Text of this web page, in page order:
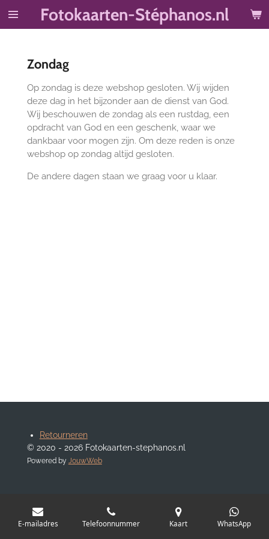
Ga
hoofdinhoud
Fotokaarten-Stéphanos.nl
Zondag
Op zondag is deze webshop gesloten. Wij wijden
deze dag in het bijzonder aan de dienst van God.
Wij beschouwen de zondag als een rustdag, een
opdracht van God en een geschenk, waar we
dankbaar voor mogen zijn. Om deze reden is onze
webshop op zondag altijd gesloten.
De andere dagen staan we graag voor u klaar.
Retourneren
© 2020 - 2026 Fotokaarten-stephanos.nl
Powered by JouwWeb
E-mailadres Telefoonnummer Kaart WhatsApp